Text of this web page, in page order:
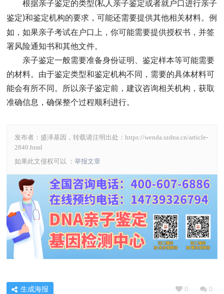
根据亲子鉴定的类型(私人亲子鉴定或者就户口进行亲子
鉴定)和鉴定机构的要求，可能还需要提供其他相关材料。例
如，如果亲子考试在户口上，你可能需要提供授权书，并签
署风险通知书和其他文件。
亲子鉴定一般需要准备身份证明、鉴定样本等可能需要
的材料。由于鉴定类型和鉴定机构不同，需要的具体材料可
能会有所不同。所以亲子鉴定前，建议咨询相关机构，获取
准确信息，确保整个过程顺利进行。
发布者：盛泽基因，转载请注明出处： https://wenda.szdna.cn/article-
2840.html
如果此文侵权可以 ： 举报文章
0 0
生成海报